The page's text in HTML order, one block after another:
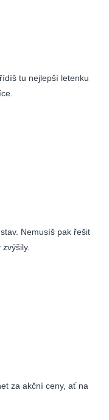
tu nejlepší letenku
Nemusíš pak řešit
za akční ceny, ať na